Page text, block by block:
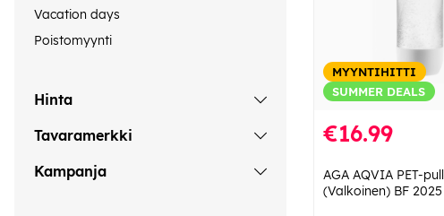
Vacation days
Poistomyynti
Hinta
Tavaramerkki
Kampanja
MYYNTIHITTI
SUMMER DEALS
€16.99
AGA AQVIA PET-
(Valkoinen) BF 2025